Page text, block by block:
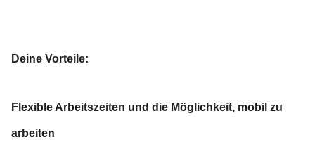
Deine Vorteile:
Flexible Arbeitszeiten und die Möglichkeit, mobil zu
arbeiten